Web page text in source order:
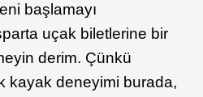
başlamayı
uçak biletlerine bir
derim. Çünkü
kayak deneyimi burada,